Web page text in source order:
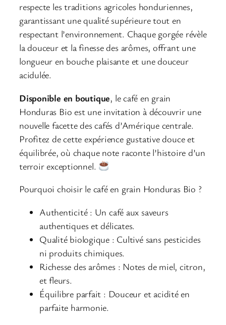
respecte les traditions agricoles honduriennes,
garantissant une qualité supérieure tout en
respectant l’environnement. Chaque gorgée révèle
la douceur et la finesse des arômes, offrant une
longueur en bouche plaisante et une douceur
acidulée.
Disponible en boutique, le café en grain
Honduras Bio est une invitation à découvrir une
nouvelle facette des cafés d’Amérique centrale.
Profitez de cette expérience gustative douce et
équilibrée, où chaque note raconte l’histoire d’un
terroir exceptionnel.
Pourquoi choisir le café en grain Honduras Bio ?
Authenticité : Un café aux saveurs
authentiques et délicates.
Qualité biologique : Cultivé sans pesticides
ni produits chimiques.
Richesse des arômes : Notes de miel, citron,
et fleurs.
Équilibre parfait : Douceur et acidité en
parfaite harmonie.